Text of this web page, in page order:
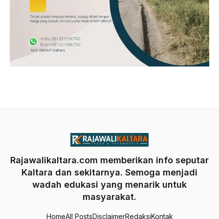
Rajawalikaltara.com memberikan info seputar
Kaltara dan sekitarnya. Semoga menjadi
wadah edukasi yang menarik untuk
masyarakat.
HomeAll PostsDisclaimerRedaksiKontak